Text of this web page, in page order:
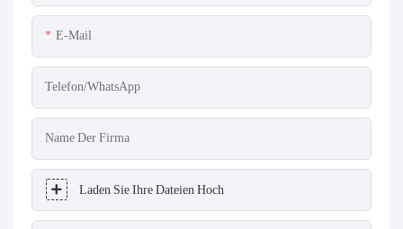
E-Mail
Telefon/WhatsApp
Name Der Firma
Laden Sie Ihre Dateien Hoch